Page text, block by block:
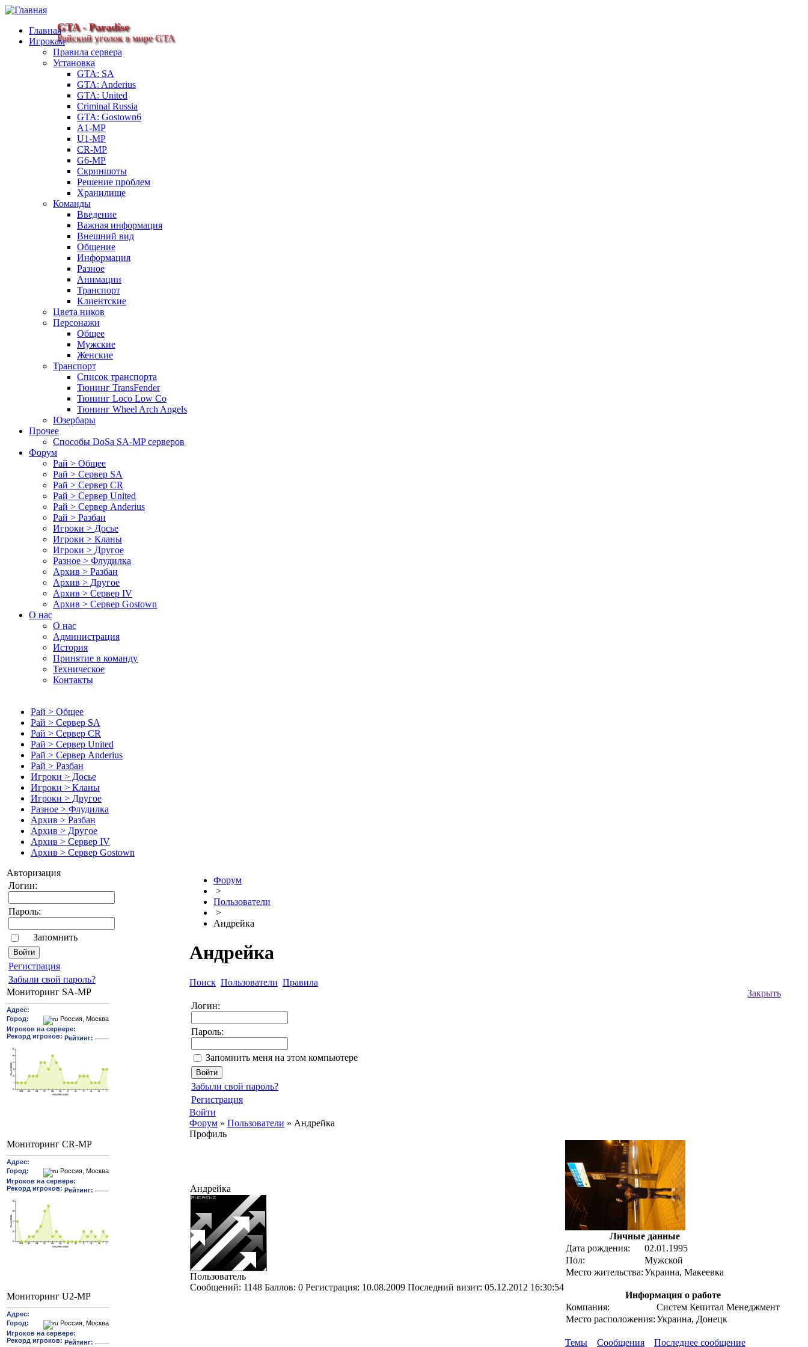
GTA - Paradise
Райский уголок в мире GTA
Главная
Игрокам
Правила сервера
Установка
GTA: SA
GTA: Anderius
GTA: United
Criminal Russia
GTA: Gostown6
A1-MP
U1-MP
CR-MP
G6-MP
Скриншоты
Решение проблем
Хранилище
Команды
Введение
Важная информация
Внешний вид
Общение
Информация
Разное
Анимации
Транспорт
Клиентские
Цвета ников
Персонажи
Общее
Мужские
Женские
Транспорт
Список транспорта
Тюнинг TransFender
Тюнинг Loco Low Co
Тюнинг Wheel Arch Angels
Юзербары
Прочее
Cпособы DoSа SA-MP серверов
Форум
Рай > Общее
Рай > Сервер SA
Рай > Сервер CR
Рай > Сервер United
Рай > Сервер Anderius
Рай > Разбан
Игроки > Досье
Игроки > Кланы
Игроки > Другое
Разное > Флудилка
Архив > Разбан
Архив > Другое
Архив > Сервер IV
Архив > Сервер Gostown
О нас
О нас
Администрация
История
Принятие в команду
Техническое
Контакты
Рай > Общее
Рай > Сервер SA
Рай > Сервер CR
Рай > Сервер United
Рай > Сервер Anderius
Рай > Разбан
Игроки > Досье
Игроки > Кланы
Игроки > Другое
Разное > Флудилка
Архив > Разбан
Архив > Другое
Архив > Сервер IV
Архив > Сервер Gostown
Авторизация
Логин:
Пароль:
Запомнить
Pегиcтрaция
Забыли свой пароль?
Мониторинг SA-MP
Мониторинг CR-MP
Мониторинг U2-MP
Форум
>
Пользователи
>
Андрейка
Андрейка
Поиск Пользователи Правила
Закрыть
Логин:
Пароль:
Запомнить меня на этом компьютере
Забыли свой пароль?
Регистрация
Войти
Форум » Пользователи » Андрейка
Профиль
Андрейка
Пользователь
Cообщений: 1148 Баллов: 0 Регистрация: 10.08.2009 Последний визит: 05.12.2012 16:30:54
Личные данные
Дата рождения:
02.01.1995
Пол:
Мужской
Место жительства:Украина, Макеевка
Информация о работе
Компания:
Систем Кепитал Менеджмент
Место расположения:Украина, Донецк
Темы Сообщения Последнее сообщение